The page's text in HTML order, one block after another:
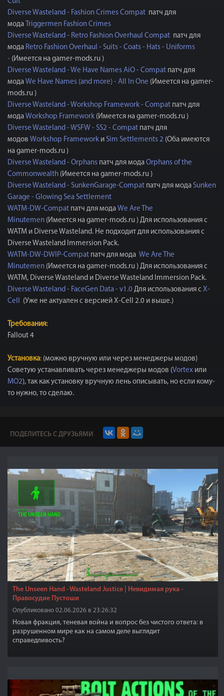
Diverse Wasteland - Fashion Crimes Compat патч для
мода Triggermen Fashion Crimes
Diverse Wasteland - Retro Fashion Overhaul Compat патч для
мода Retro Fashion Overhaul - Suits - Coats - Hats - Uniforms
- (Имеется на gamer-mods.ru ​​​)
Diverse Wasteland - We Have Names AiO - Compat патч для
мода We Have Names (and more) - All In One (Имеется на gamer-
mods.ru ​​​)
Diverse Wasteland - Workshop Framework - Compat патч для
мода Workshop Framework (Имеется на gamer-mods.ru ​​​)
Diverse Wasteland - WSFW - SS2 - Compat патч для
модов Workshop Framework и Sim Settlements 2 (Оба имеются
на gamer-mods.ru ​​​)
Diverse Wasteland - Orphans патч для мода Orphans of the
Commonwealth (Имеется на gamer-mods.ru ​​​)
Diverse Wasteland - SunkenGarage-Compat патч для мода Sunken
Garage - Glowing Sea Settlement
WATM-DW-Compat патч для мода We Are The
Minutemen (Имеется на gamer-mods.ru ​​​) Для использования с
WATM и Diverse Wasteland. Не подходит для использования с
Diverse Wasteland Immersion Pack.
WATM-DW-DWIP-Compat патч для мода We Are The
Minutemen (Имеется на gamer-mods.ru ​​​) Для использования с
WATM, Diverse Wasteland и Diverse Wasteland Immersion Pack.
Diverse Wasteland - FaceGen Data - v1.0 Для использования с X-
Cell (Уже не актуален с версией X-Cell 2.0 и выше.)
Требования:
Fallout 4
Установка: (можно вручную или через менеджеры модов)
Советую устанавливать через менеджеры модов (Vortex или
MO2), так как установку вручную лень описывать, но если кому-
то нужно, то сделаю.
ПОДЕЛИТЕСЬ С ДРУЗЬЯМИ
The Unseen Hand - Wasteland Justice | Невидимая рука -
Правосудие Пустоши
Опубликовано 02.06.2026 в 23:26:32
Новая фракция, теневая война и вопрос без чистого ответа: в
разрушенном мире как на самом деле выглядит
справедливость?